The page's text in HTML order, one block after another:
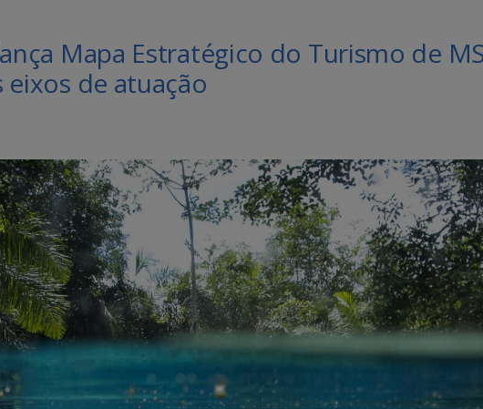
Mapa Estratégico do Turismo de
de atuação